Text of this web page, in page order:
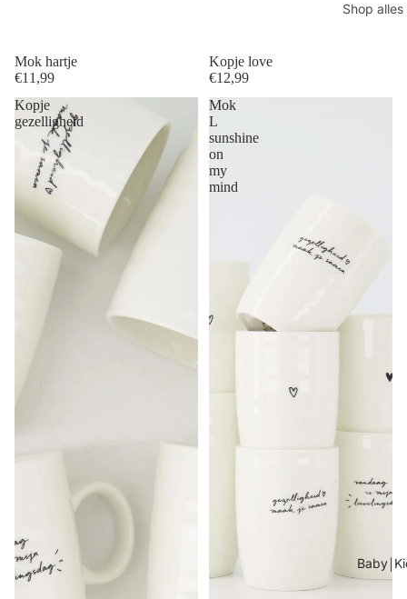
Shop alles
Baby￨
Mok hartje
€11,99
Kopje love
€12,99
Kopje
gezelligheid
Mok
L
sunshine
on
my
mind